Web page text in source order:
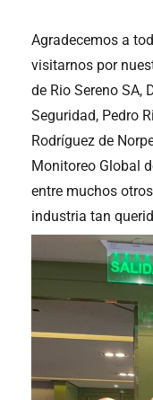
Agradecemos a
visitarnos por
de Rio Sereno SA,
Seguridad, Pedro
Rodríguez de
Monitoreo Global
entre muchos
industria tan